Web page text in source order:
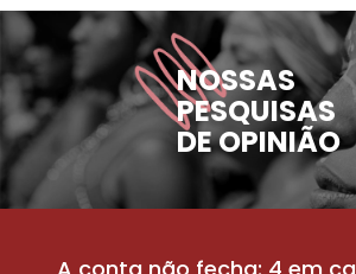
NOSSAS
PESQUISAS
DE OPINIÃO
A conta não fecha: 4 em